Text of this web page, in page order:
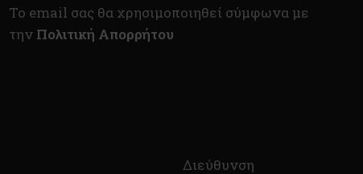
To email σας θα χρησιμοποιηθεί σύμφωνα με
την Πολιτική Απορρήτου
Διεύθυνση